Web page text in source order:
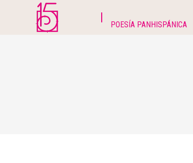
POESÍA PANHISPÁNICA